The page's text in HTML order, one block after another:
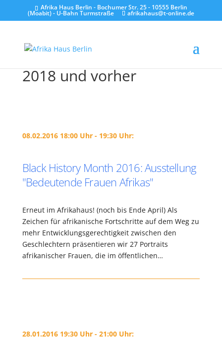
Afrika Haus Berlin - Bochumer Str. 25 - 10555 Berlin
(Moabit) - U-Bahn Turmstraße afrikahaus@t-online.de
2018 und vorher
08.02.2016 18:00 Uhr - 19:30 Uhr:
Black History Month 2016: Ausstellung
"Bedeutende Frauen Afrikas"
Erneut im Afrikahaus! (noch bis Ende April) Als
Zeichen für afrikanische Fortschritte auf dem Weg zu
mehr Entwicklungsgerechtigkeit zwischen den
Geschlechtern präsentieren wir 27 Portraits
afrikanischer Frauen, die im öffentlichen…
28.01.2016 19:30 Uhr - 21:00 Uhr: